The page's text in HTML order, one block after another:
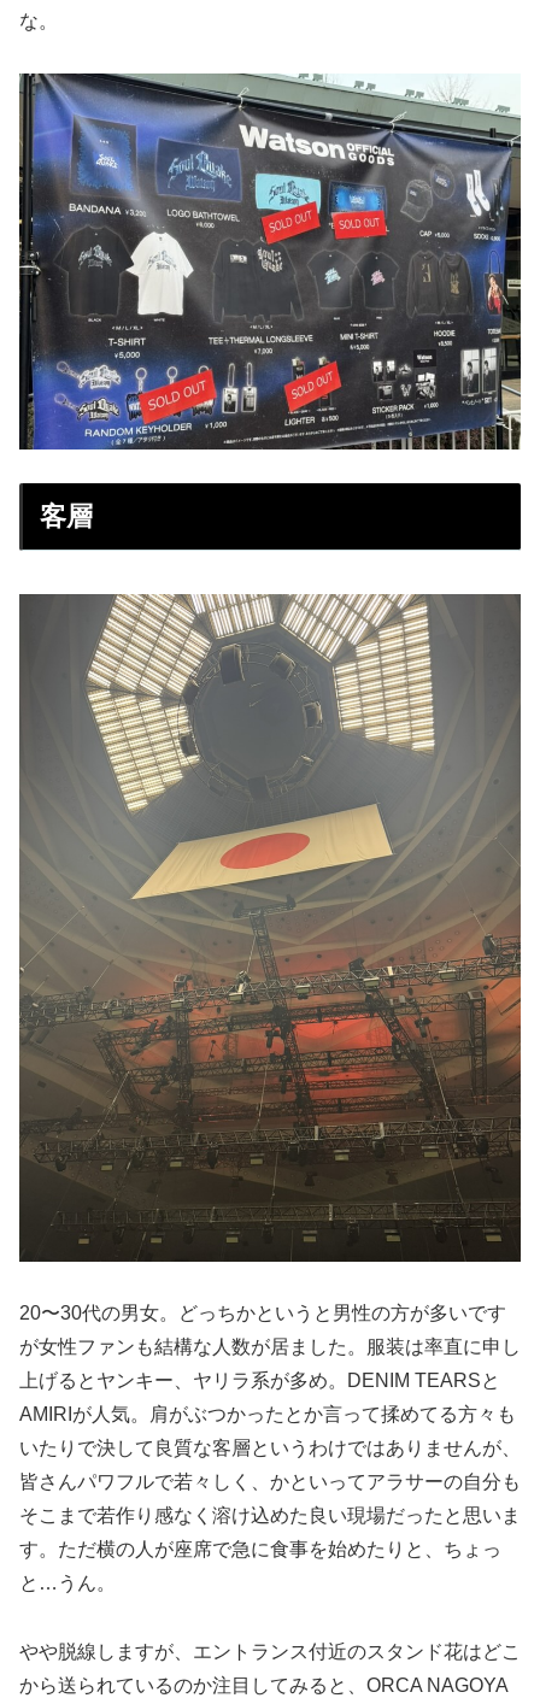
な。
客層
20〜30代の男女。どっちかというと男性の方が多いです
が女性ファンも結構な人数が居ました。服装は率直に申し
上げるとヤンキー、ヤリラ系が多め。DENIM TEARSと
AMIRIが人気。肩がぶつかったとか言って揉めてる方々も
いたりで決して良質な客層というわけではありませんが、
皆さんパワフルで若々しく、かといってアラサーの自分も
そこまで若作り感なく溶け込めた良い現場だったと思いま
す。ただ横の人が座席で急に食事を始めたりと、ちょっ
と…うん。
やや脱線しますが、エントランス付近のスタンド花はどこ
から送られているのか注目してみると、ORCA NAGOYA